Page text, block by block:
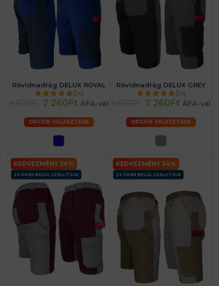
Rövidnadrág DELUX ROYAL
(1x)
7 260Ft ÁFA-val
OPCIÓK VÁLASZTÁSA
Rövidnadrág DELUX GREY
(1x)
7 260Ft ÁFA-val
OPCIÓK VÁLASZTÁSA
KEDVEZMÉNY 24%
24 ÓRÁN BELÜL SZÁLLÍTJUK
KEDVEZMÉNY 24%
24 ÓRÁN BELÜL SZÁLLÍTJUK